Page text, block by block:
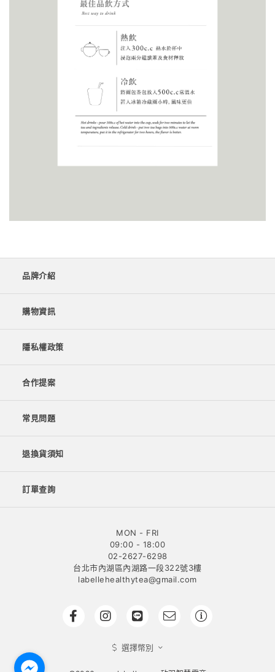
品牌介紹
購物資訊
隱私權政策
合作提案
常見問題
退換貨須知
訂單查詢
MON - FRI
09:00 - 18:00
02-2627-6298
台北市內湖區內湖路一段322號3樓
labellehealthytea@gmail.com
選擇幣別